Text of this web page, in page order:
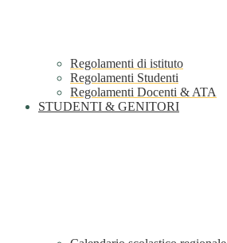
Regolamenti di istituto
Regolamenti Studenti
Regolamenti Docenti & ATA
STUDENTI & GENITORI